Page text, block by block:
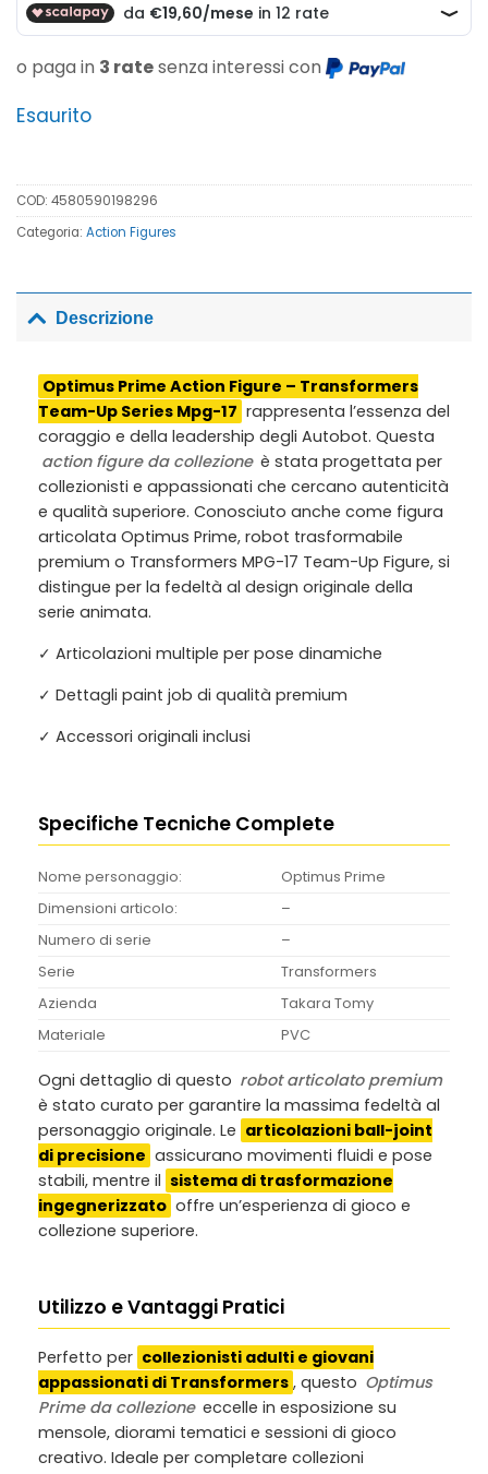
o paga in 3 ratesenza interessi con
Esaurito
COD: 4580590198296
Categoria: Action Figures
Descrizione
Optimus Prime Action Figure – Transformers
Team-Up Series Mpg-17 rappresenta l’essenza del
coraggio e della leadership degli Autobot. Questa
action figure da collezione è stata progettata per
collezionisti e appassionati che cercano autenticità
e qualità superiore. Conosciuto anche come figura
articolata Optimus Prime, robot trasformabile
premium o Transformers MPG-17 Team-Up Figure, si
distingue per la fedeltà al design originale della
serie animata.
✓ Articolazioni multiple per pose dinamiche
✓ Dettagli paint job di qualità premium
✓ Accessori originali inclusi
Specifiche Tecniche Complete
Nome personaggio:
Optimus Prime
Dimensioni articolo:
–
Numero di serie
–
Serie
Transformers
Azienda
Takara Tomy
Materiale
PVC
Ogni dettaglio di questo robot articolato premium
è stato curato per garantire la massima fedeltà al
personaggio originale. Le articolazioni ball-joint
di precisione assicurano movimenti fluidi e pose
stabili, mentre il sistema di trasformazione
ingegnerizzato offre un’esperienza di gioco e
collezione superiore.
Utilizzo e Vantaggi Pratici
Perfetto per collezionisti adulti e giovani
appassionati di Transformers , questo Optimus
Prime da collezione eccelle in esposizione su
mensole, diorami tematici e sessioni di gioco
creativo. Ideale per completare collezioni